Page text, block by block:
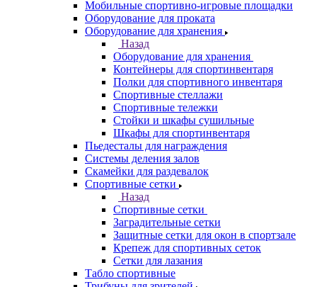
Мобильные спортивно-игровые площадки
Оборудование для проката
Оборудование для хранения
Назад
Оборудование для хранения
Контейнеры для спортинвентаря
Полки для спортивного инвентаря
Спортивные стеллажи
Спортивные тележки
Стойки и шкафы сушильные
Шкафы для спортинвентаря
Пьедесталы для награждения
Системы деления залов
Скамейки для раздевалок
Спортивные сетки
Назад
Спортивные сетки
Заградительные сетки
Защитные сетки для окон в спортзале
Крепеж для спортивных сеток
Сетки для лазания
Табло спортивные